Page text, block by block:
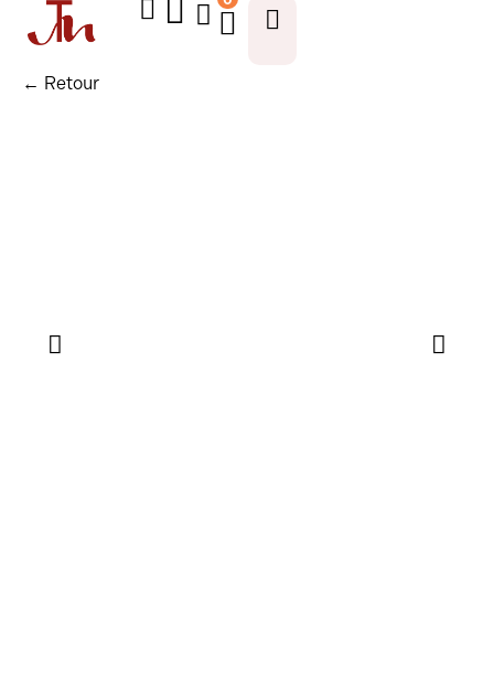
← Retour